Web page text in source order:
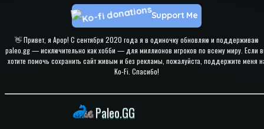
👋 Привет, я Apop! С сентября 2020 года я в одиночку обновляю и поддерживаю
paleo.gg — исключительно как хобби — для миллионов игроков по всему миру. Если
хотите помочь сохранить сайт живым и без рекламы, пожалуйста, поддержите меня
Ko-Fi. Спасибо!
Support Me
Paleo.GG